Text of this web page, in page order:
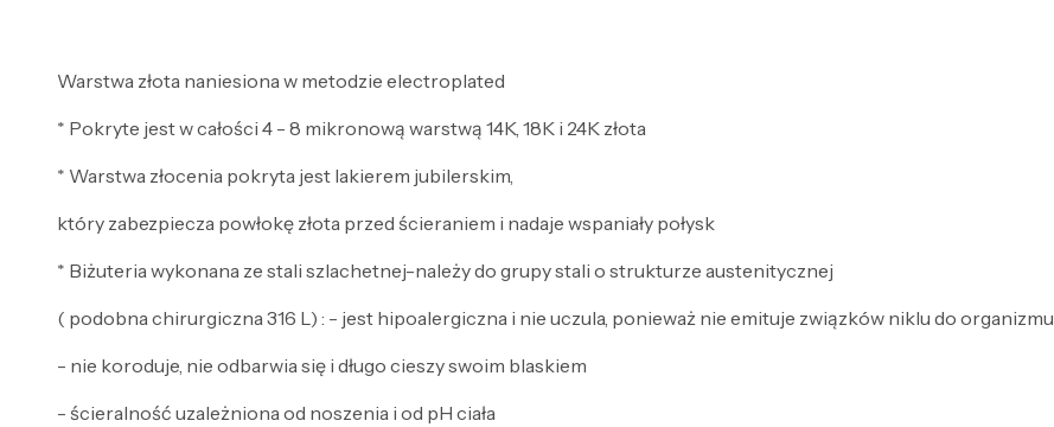
Warstwa złota naniesiona w metodzie electroplated
* Pokryte jest w całości 4 - 8 mikronową warstwą 14K, 18K i 24K złota
* Warstwa złocenia pokryta jest lakierem jubilerskim,
który zabezpiecza powłokę złota przed ścieraniem i nadaje wspaniały połysk
* Biżuteria wykonana ze stali szlachetnej-należy do grupy stali o strukturze austenitycznej
( podobna chirurgiczna 316 L) : - jest hipoalergiczna i nie uczula, ponieważ nie emituje związków niklu do organizmu
- nie koroduje, nie odbarwia się i długo cieszy swoim blaskiem
- ścieralność uzależniona od noszenia i od pH ciała